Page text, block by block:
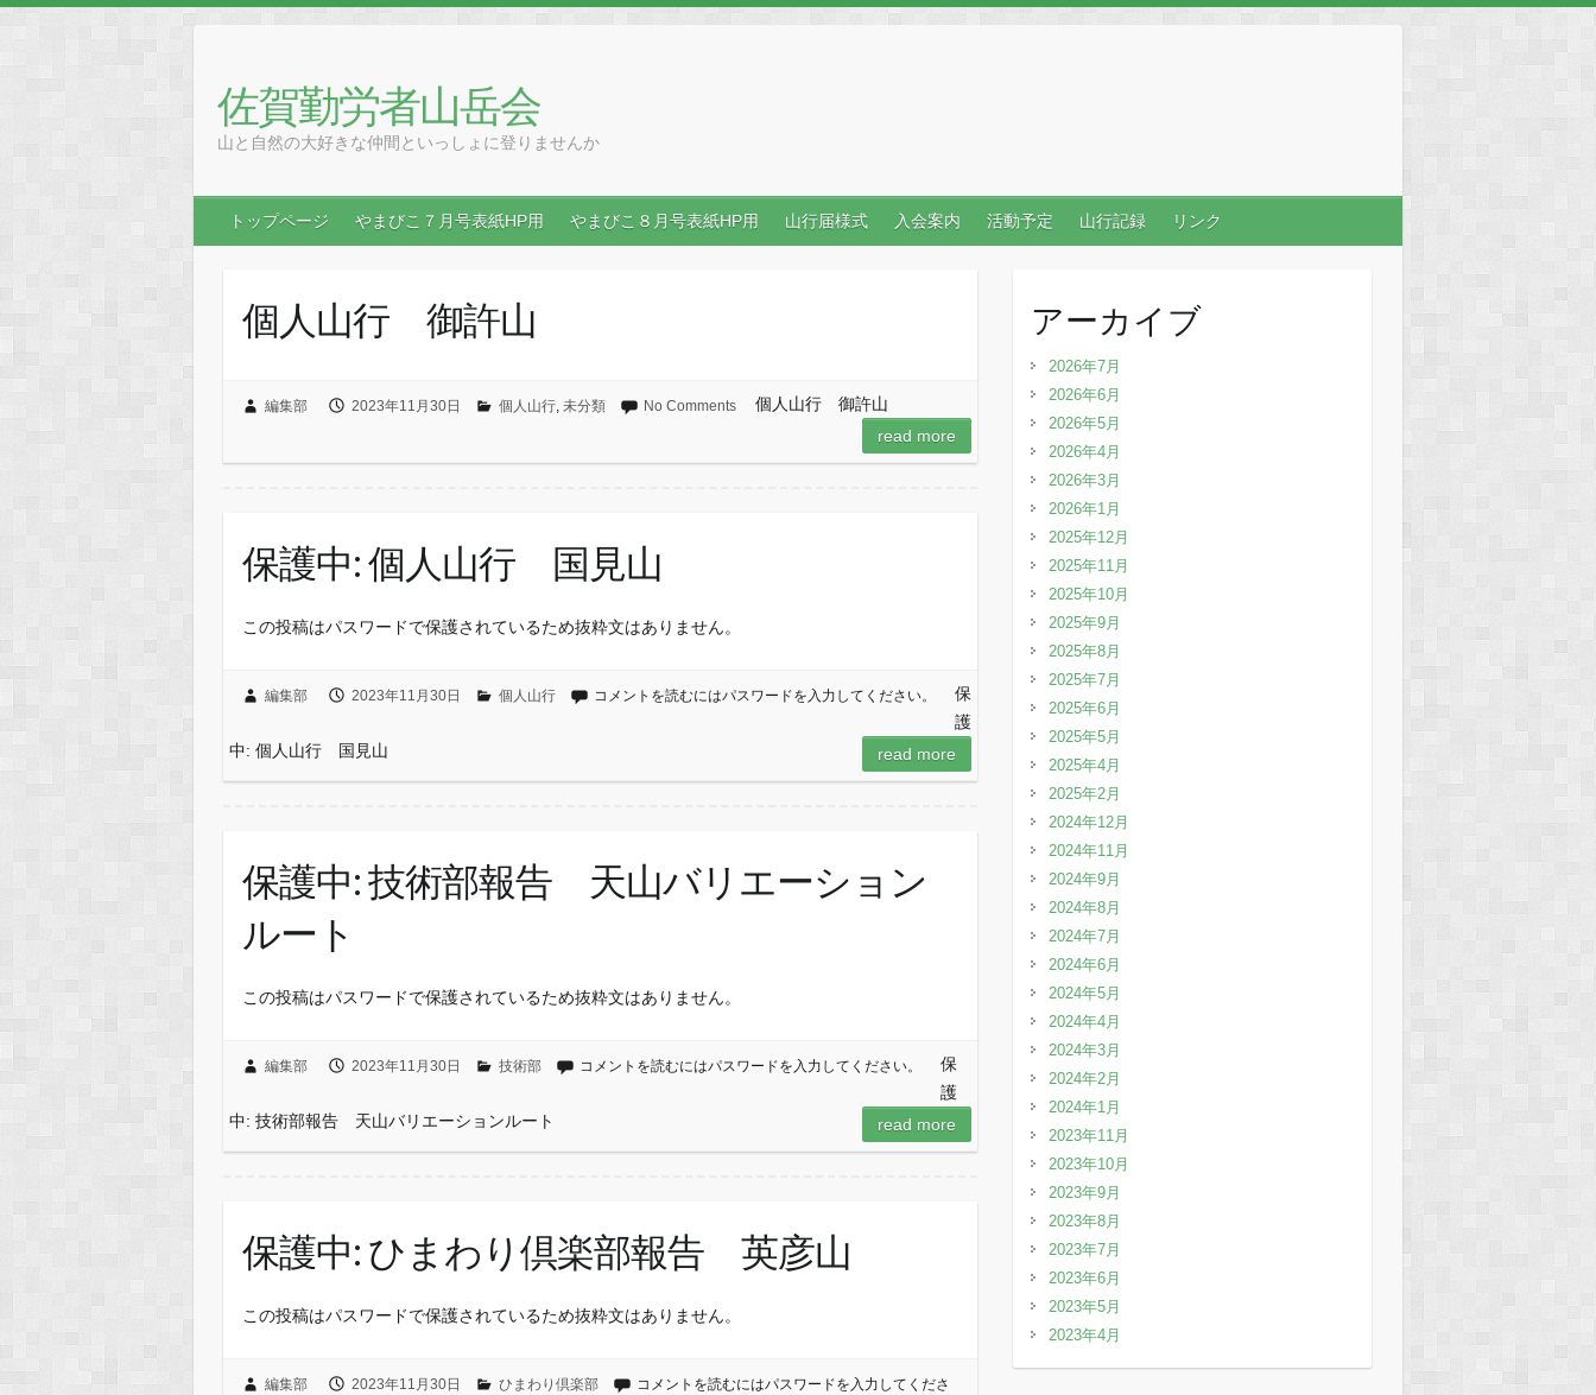
content
佐賀勤労者山岳会
山と自然の大好きな仲間といっしょに登りませんか
トップページ やまびこ７月号表紙HP用 やまびこ８月号表紙HP用 山行届様式 入会案内 活動予定 山行記録 リンク
個人山行 御許山
編集部 2023年11月30日 個人山行, 未分類 No Comments
個人山行 御許山
read more
保護中: 個人山行 国見山
この投稿はパスワードで保護されているため抜粋文はありません。
編集部 2023年11月30日 個人山行 コメントを読むにはパスワードを入力してください。
保
護
中: 個人山行 国見山
read more
保護中: 技術部報告 天山バリエーション
ルート
この投稿はパスワードで保護されているため抜粋文はありません。
編集部 2023年11月30日 技術部 コメントを読むにはパスワードを入力してください。
保
護
中: 技術部報告 天山バリエーションルート
read more
保護中: ひまわり倶楽部報告 英彦山
この投稿はパスワードで保護されているため抜粋文はありません。
編集部 2023年11月30日 ひまわり倶楽部
コメントを読むにはパスワードを入力してくださ
アーカイブ
2026年7月
2026年6月
2026年5月
2026年4月
2026年3月
2026年1月
2025年12月
2025年11月
2025年10月
2025年9月
2025年8月
2025年7月
2025年6月
2025年5月
2025年4月
2025年2月
2024年12月
2024年11月
2024年9月
2024年8月
2024年7月
2024年6月
2024年5月
2024年4月
2024年3月
2024年2月
2024年1月
2023年11月
2023年10月
2023年9月
2023年8月
2023年7月
2023年6月
2023年5月
2023年4月